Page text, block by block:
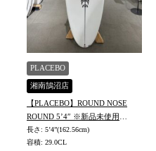
PLACEBO
湘南鵠沼店
【PLACEBO】ROUND NOSE
ROUND 5’4″ ※新品未使用
品
長さ: 5’4”(162.56cm)
容積: 29.0CL